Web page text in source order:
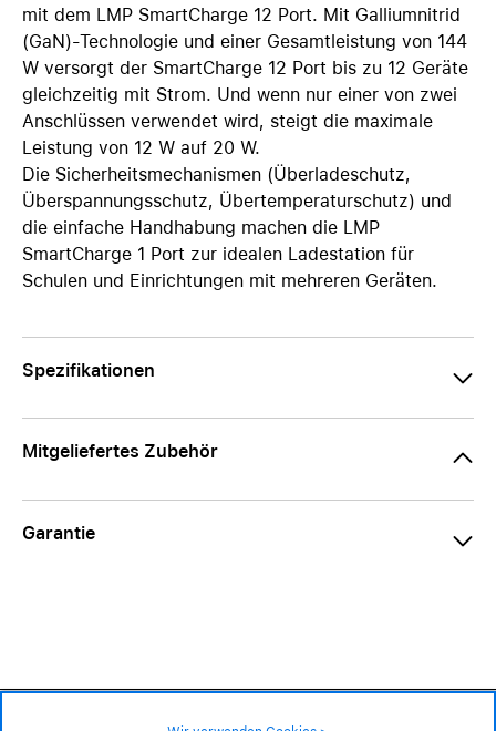
mit dem LMP SmartCharge 12 Port. Mit Galliumnitrid
(GaN)-Technologie und einer Gesamtleistung von 144
W versorgt der SmartCharge 12 Port bis zu 12 Geräte
gleichzeitig mit Strom. Und wenn nur einer von zwei
Anschlüssen verwendet wird, steigt die maximale
Leistung von 12 W auf 20 W.
Die Sicherheitsmechanismen (Überladeschutz,
Überspannungsschutz, Übertemperaturschutz) und
die einfache Handhabung machen die LMP
SmartCharge 1 Port zur idealen Ladestation für
Schulen und Einrichtungen mit mehreren Geräten.
Spezifikationen
Mitgeliefertes Zubehör
Garantie